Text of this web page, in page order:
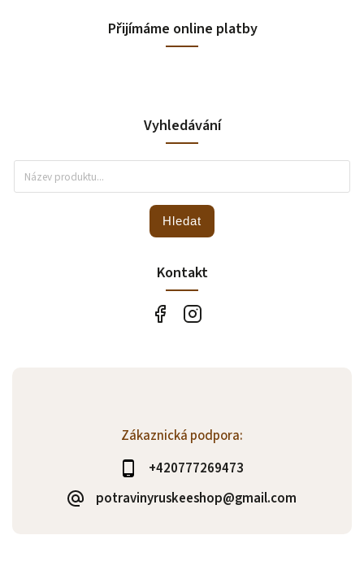
Zákaznická podpora:
+420777269473
potravinyruskeeshop@gmail.com
Přijímáme online platby
Vyhledávání
Hledat
Kontakt